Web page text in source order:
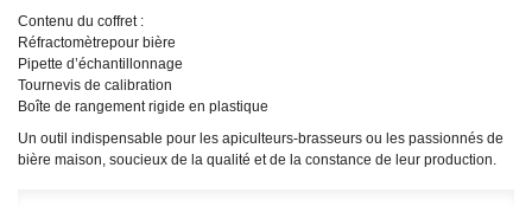
Contenu du coffret :
Réfractomètrepour bière
Pipette d’échantillonnage
Tournevis de calibration
Boîte de rangement rigide en plastique
Un outil indispensable pour les apiculteurs-brasseurs ou les passionnés de
bière maison, soucieux de la qualité et de la constance de leur production.